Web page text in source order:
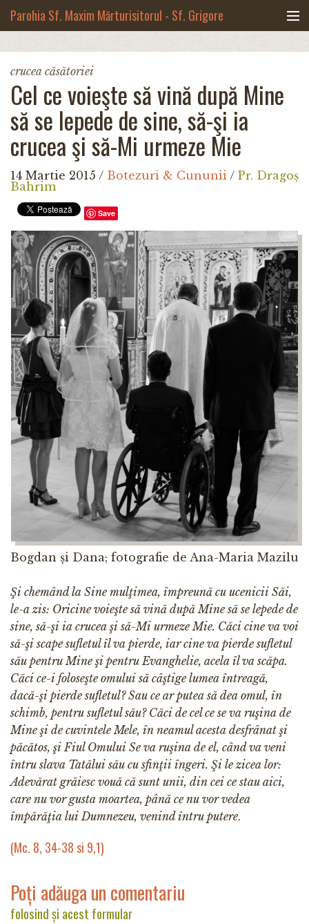
Parohia Sf. Maxim Mărturisitorul - Sf. Grigore
Noua biserică
Botezuri & Cununii
Teologie & Cuvinte duhovnicești
Fotografii
Preotul paroh
Program liturgic
Despre noi
Contact
crucea căsătoriei
Cel ce voieşte să vină după Mine
să se lepede de sine, să-şi ia
crucea şi să-Mi urmeze Mie
14 Martie 2015 / Botezuri & Cununii / Pr. Dragoș
Bahrim
Save
Bogdan și Dana; fotografie de Ana-Maria Mazilu
Şi chemând la Sine mulţimea, împreună cu ucenicii Săi,
le-a zis: Oricine voieşte să vină după Mine să se lepede de
sine, să-şi ia crucea şi să-Mi urmeze Mie. Căci cine va voi
să-şi scape sufletul îl va pierde, iar cine va pierde sufletul
său pentru Mine şi pentru Evanghelie, acela îl va scăpa.
Căci ce-i foloseşte omului să câştige lumea întreagă,
dacă-şi pierde sufletul? Sau ce ar putea să dea omul, în
schimb, pentru sufletul său? Căci de cel ce se va ruşina de
Mine şi de cuvintele Mele, în neamul acesta desfrânat şi
păcătos, şi Fiul Omului Se va ruşina de el, când va veni
întru slava Tatălui său cu sfinţii îngeri. Şi le zicea lor:
Adevărat grăiesc vouă că sunt unii, din cei ce stau aici,
care nu vor gusta moartea, până ce nu vor vedea
împărăţia lui Dumnezeu, venind întru putere.
(Mc. 8, 34-38 si 9,1)
Poți adăuga un comentariu
folosind și acest formular